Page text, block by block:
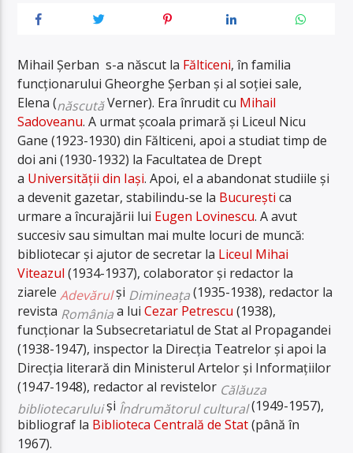
Mihail Șerban s-a născut la Fălticeni, în familia
funcționarului Gheorghe Șerban și al soției sale,
Elena (născutăVerner). Era înrudit cu Mihail
Sadoveanu. A urmat școala primară și Liceul Nicu
Gane (1923-1930) din Fălticeni, apoi a studiat timp de
doi ani (1930-1932) la Facultatea de Drept
a Universității din Iași. Apoi, el a abandonat studiile și
a devenit gazetar, stabilindu-se la București ca
urmare a încurajării lui Eugen Lovinescu. A avut
succesiv sau simultan mai multe locuri de muncă:
bibliotecar și ajutor de secretar la Liceul Mihai
Viteazul (1934-1937), colaborator și redactor la
ziarele Adevărulși Dimineața(1935-1938), redactor la
revista Româniaa luiCezar Petrescu (1938),
funcționar la Subsecretariatul de Stat al Propagandei
(1938-1947), inspector la Direcția Teatrelor și apoi la
Direcția literară din Ministerul Artelor și Informațiilor
(1947-1948), redactor al revistelor Călăuza
bibliotecaruluiși Îndrumătorul cultural(1949-1957),
bibliograf la Biblioteca Centrală de Stat(până în
1967).